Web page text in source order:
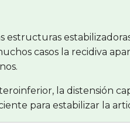
casos la recidiva
la distensión
para estabilizar la